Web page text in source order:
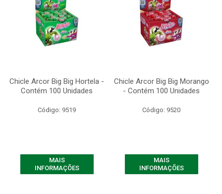
Chicle Arcor Big Big Hortela -
Contém 100 Unidades
Código: 9519
MAIS
INFORMAÇÕES
Chicle Arcor Big Big Morango
- Contém 100 Unidades
Código: 9520
MAIS
INFORMAÇÕES